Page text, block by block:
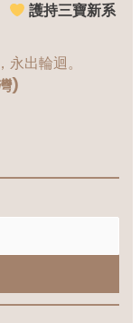
護持三寶新系
出輪迴。
)